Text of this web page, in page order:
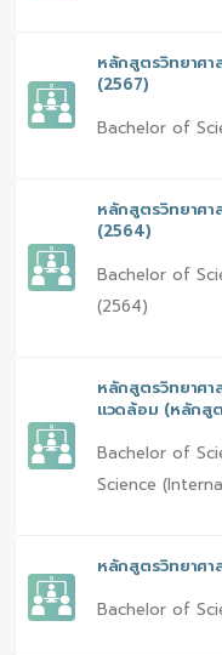
หลักสูตรวิทยาศ
(2567)
Bachelor of
หลักสูตรวิทยาศา
(2564)
Bachelor of
(2564)
หลักสูตรวิทยาศ
แวดล้อม (หลักสู
Bachelor of
Science
หลักสูตรวิทยาศ
Bachelor of